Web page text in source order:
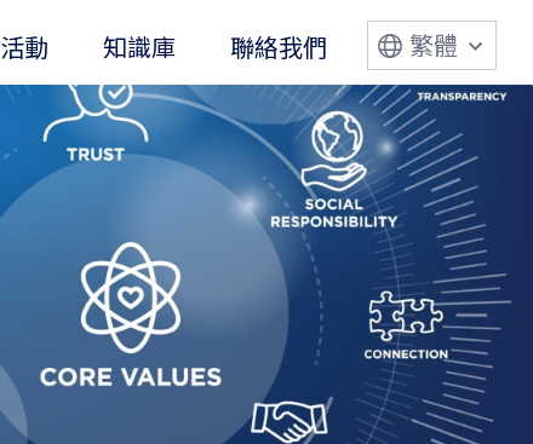
活動 知識庫 聯絡我們 繁體